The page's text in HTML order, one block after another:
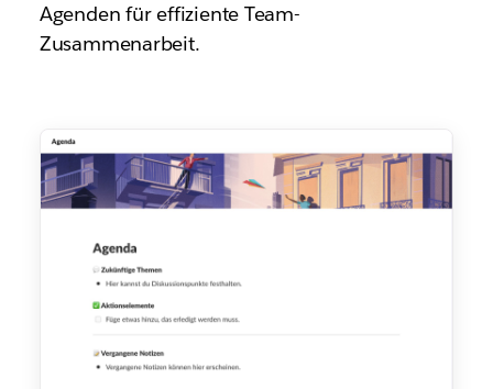
Agenden für effiziente Team-
Zusammenarbeit.